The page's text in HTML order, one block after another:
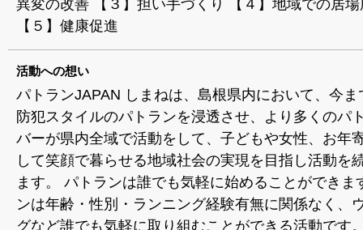
異変の改善 【３】担い手づくり 【４】地域での居
【５】健康促進
活動への想い
パトランJAPAN しまねは、島根県内において、今ま
防犯スタイルのパトランを浸透させ、より多くのパ
バーが県内全域で活動をして、子どもや女性、お年
して笑顔で暮らせる地域社会の実現を目指し活動を
ます。 パトランは誰でも気軽に始めることができま
ンは年齢・性別・ランニング経験有無に関係なく、
グなど誰でも気軽に取り組むことができる活動です